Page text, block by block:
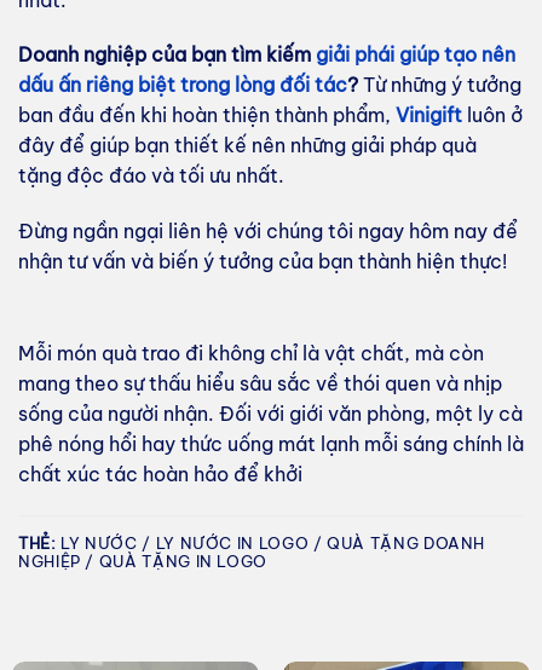
Doanh nghiệp của bạn tìm kiếm giải phái giúp tạo nên
dấu ấn riêng biệt trong lòng đối tác? Từ những ý tưởng
ban đầu đến khi hoàn thiện thành phẩm, Vinigift luôn ở
đây để giúp bạn thiết kế nên những giải pháp quà
tặng độc đáo và tối ưu nhất.
Đừng ngần ngại liên hệ với chúng tôi ngay hôm nay để
nhận tư vấn và biến ý tưởng của bạn thành hiện thực!
Mỗi món quà trao đi không chỉ là vật chất, mà còn
mang theo sự thấu hiểu sâu sắc về thói quen và nhịp
sống của người nhận. Đối với giới văn phòng, một ly cà
phê nóng hổi hay thức uống mát lạnh mỗi sáng chính là
chất xúc tác hoàn hảo để khởi
THẺ: LY NƯỚC / LY NƯỚC IN LOGO / QUÀ TẶNG DOANH
NGHIỆP / QUÀ TẶNG IN LOGO